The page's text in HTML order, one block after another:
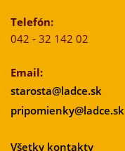
Telefón:
042 - 32 142 02
Email:
starosta@ladce.sk
pripomienky@ladce.sk
Všetky kontakty